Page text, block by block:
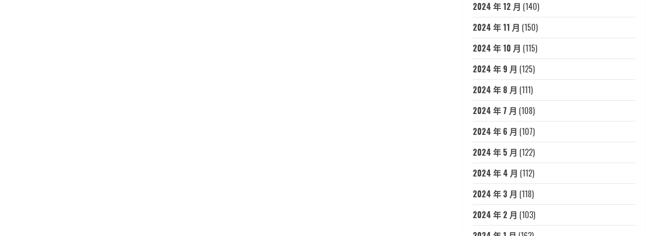
2024 年 12 月 (140)
2024 年 11 月 (150)
2024 年 10 月 (115)
2024 年 9 月 (125)
2024 年 8 月 (111)
2024 年 7 月 (108)
2024 年 6 月 (107)
2024 年 5 月 (122)
2024 年 4 月 (112)
2024 年 3 月 (118)
2024 年 2 月 (103)